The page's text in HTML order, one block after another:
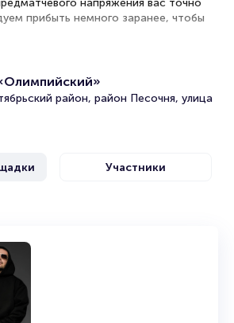
напряжения вас точно
прибыть немного заранее, чтобы
клубов может перевернуть всю
выбору мест на ледовой арене
— удачное сочетание
комфорт, а также отличный
на хоккей
район, район Песочня, улица
Участники
Нефтяник
команду по хоккею с